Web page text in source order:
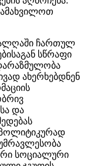
ჩართულ
სწრაფი
ახერხებდნენ
და
პოლიტიკურად
სოციალური